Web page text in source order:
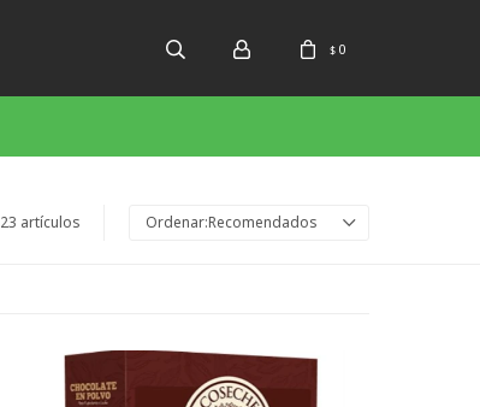
$ 0
23 artículos Recomendados